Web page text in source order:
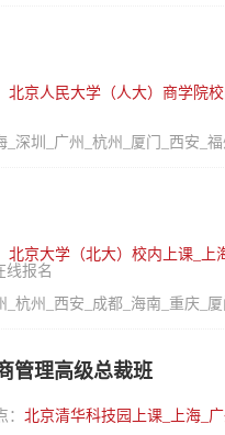
北京人民大学（人大）商学院
深圳_广州_杭州_厦门_西安_
北京大学（北大）校内上课_上
线报名
杭州_西安_成都_海南_重庆_
管理高级总裁班
北京清华科技园上课_上海_